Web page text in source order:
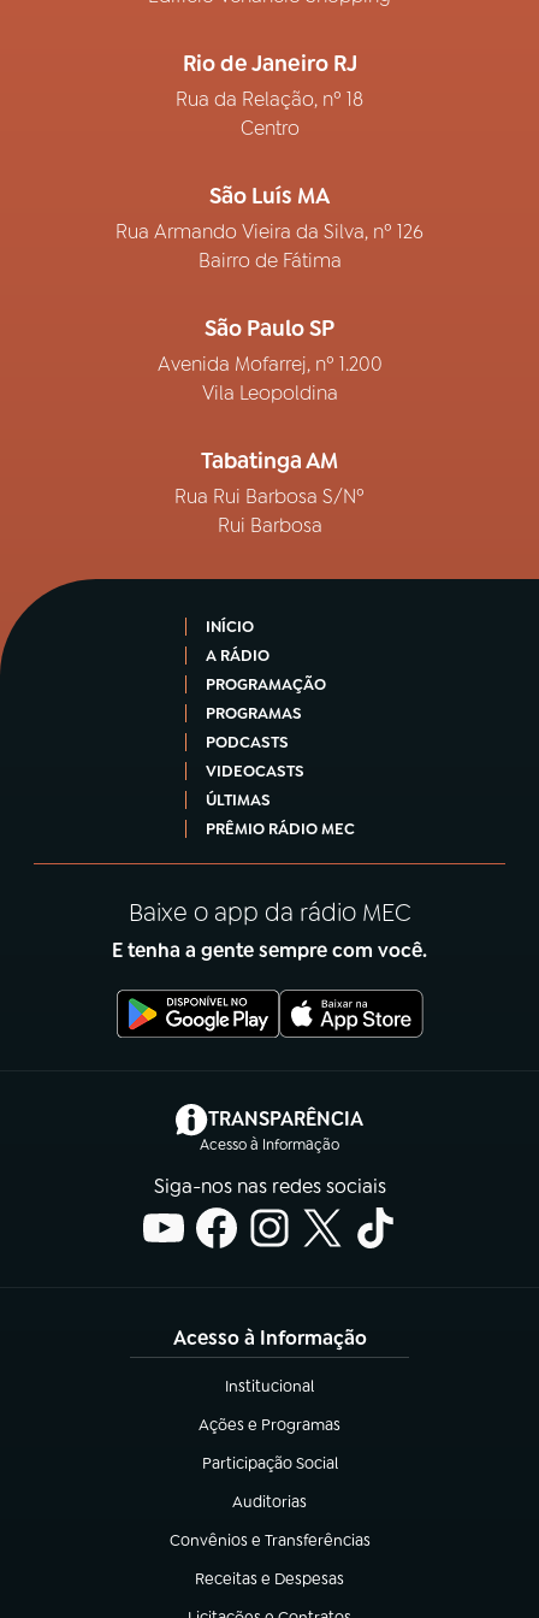
Rio de Janeiro RJ
Rua da Relação, nº 18
Centro
São Luís MA
Rua Armando Vieira da Silva, nº 126
Bairro de Fátima
São Paulo SP
Avenida Mofarrej, nº 1.200
Vila Leopoldina
Tabatinga AM
Rua Rui Barbosa S/Nº
Rui Barbosa
INÍCIO
A RÁDIO
PROGRAMAÇÃO
PROGRAMAS
PODCASTS
VIDEOCASTS
ÚLTIMAS
PRÊMIO RÁDIO MEC
Baixe o app da rádio MEC
E tenha a gente sempre com você.
TRANSPARÊNCIA
Acesso à Informação
(abre em nova aba)
Siga-nos nas redes sociais
Acesso à Informação
Institucional
(abre em nova aba)
Ações e Programas
(abre em nova aba)
Participação Social
(abre em nova aba)
Auditorias
(abre em nova aba)
Convênios e Transferências
(abre em nova aba)
Receitas e Despesas
(abre em nova aba)